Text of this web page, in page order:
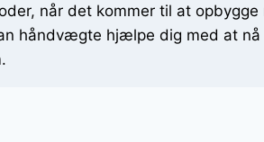
når det kommer til at opbygge
håndvægte hjælpe dig med at